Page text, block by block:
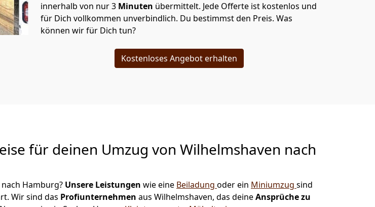
innerhalb von nur3 Minuten übermittelt. Jede Offerte ist kostenlos und
für Dich vollkommen unverbindlich. Du bestimmst den Preis. Was
können wir für Dich tun?
Kostenloses Angebot erhalten
für deinen Umzug von Wilhelmshaven nach
Hamburg? Unsere Leistungen wie eine Beiladung oder ein Miniumzug sind
Wir sind das Profiunternehmen aus Wilhelmshaven, das deineAnsprüche zu